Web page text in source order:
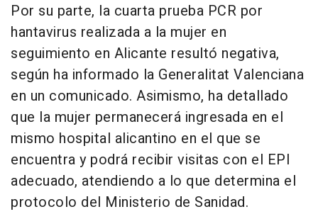
Por su parte, la cuarta prueba PCR por
hantavirus realizada a la mujer en
seguimiento en Alicante resultó negativa,
según ha informado la Generalitat Valenciana
en un comunicado. Asimismo, ha detallado
que la mujer permanecerá ingresada en el
mismo hospital alicantino en el que se
encuentra y podrá recibir visitas con el EPI
adecuado, atendiendo a lo que determina el
protocolo del Ministerio de Sanidad.